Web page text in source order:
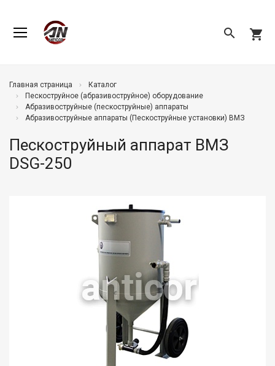
search shopping_cart
Главная страница
Каталог
Пескоструйное (абразивоструйное) оборудование
Абразивоструйные (пескоструйные) аппараты
Абразивоструйные аппараты (Пескоструйные установки) ВМЗ
Пескоструйный аппарат ВМЗ
DSG-250